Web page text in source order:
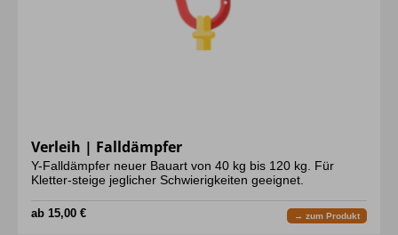
Verleih | Falldämpfer
Y-Falldämpfer neuer Bauart von 40 kg bis 120 kg. Für
Kletter-steige jeglicher Schwierigkeiten geeignet.
ab 15,00 € → zum Produkt